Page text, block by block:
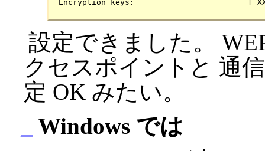
設定できました。
クセスポイントと 通
定 OK みたい。
Windows では